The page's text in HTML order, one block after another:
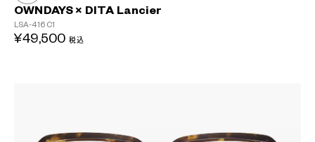
OWNDAYS × DITA Lancier
LSA-416 C1
¥49,500 税込